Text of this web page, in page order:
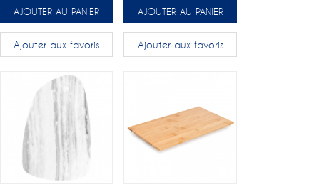
AJOUTER AU PANIER
Ajouter aux favoris
AJOUTER AU PANIER
Ajouter aux favoris